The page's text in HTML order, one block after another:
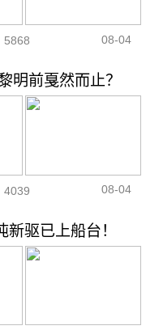
5868 08-04
明前戛然而止？
4039 08-04
驱已上船台！